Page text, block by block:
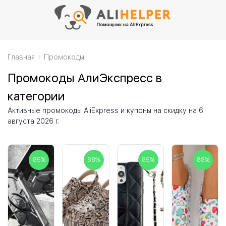
Главная Промокоды
Промокоды АлиЭкспресс в
категории
Активные промокоды AliExpress и купоны на скидку на 6
августа 2026 г.
85% 88% 85% 88%